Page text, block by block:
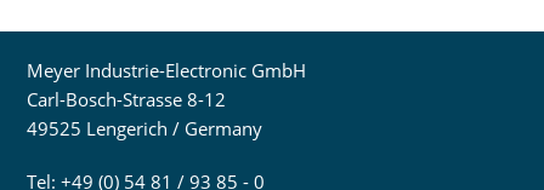
Meyer Industrie-Electronic GmbH
Carl-Bosch-Strasse 8-12
49525 Lengerich / Germany
Tel: +49 (0) 54 81 / 93 85 - 0